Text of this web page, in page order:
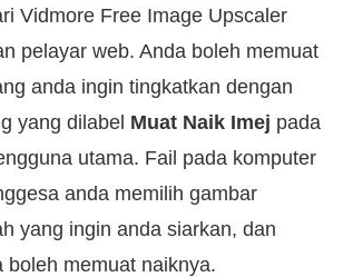
Vidmore Free Image Upscaler
pelayar web. Anda boleh memuat
anda ingin tingkatkan dengan
yang dilabel Muat Naik Imej pada
utama. Fail pada komputer
anda memilih gambar
yang ingin anda siarkan, dan
boleh memuat naiknya.